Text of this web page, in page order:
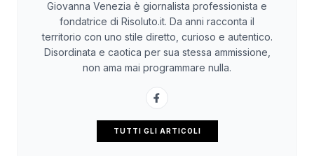
Giovanna Venezia è giornalista professionista e
fondatrice di Risoluto.it. Da anni racconta il
territorio con uno stile diretto, curioso e autentico.
Disordinata e caotica per sua stessa ammissione,
non ama mai programmare nulla.
TUTTI GLI ARTICOLI